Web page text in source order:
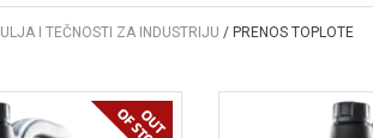
ULJA I TEČNOSTI ZA INDUSTRIJU / PRENOS TOPLOTE